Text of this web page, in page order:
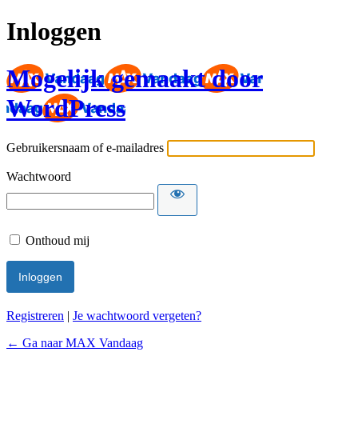
Inloggen
Mogelijk gemaakt door
WordPress
Gebruikersnaam of e-mailadres
Wachtwoord
Onthoud mij
Registreren | Je wachtwoord vergeten?
← Ga naar MAX Vandaag